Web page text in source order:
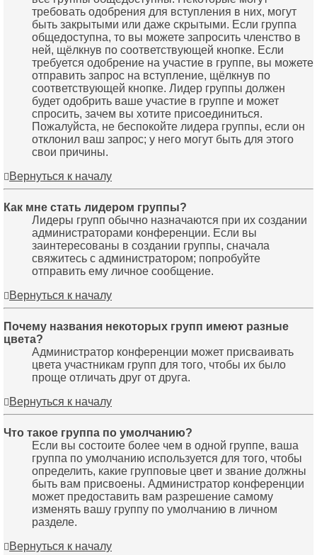
требовать одобрения для вступления в них, могут
быть закрытыми или даже скрытыми. Если группа
общедоступна, то вы можете запросить членство в
ней, щёлкнув по соответствующей кнопке. Если
требуется одобрение на участие в группе, вы можете
отправить запрос на вступление, щёлкнув по
соответствующей кнопке. Лидер группы должен
будет одобрить ваше участие в группе и может
спросить, зачем вы хотите присоединиться.
Пожалуйста, не беспокойте лидера группы, если он
отклонил ваш запрос; у него могут быть для этого
свои причины.
Вернуться к началу
Как мне стать лидером группы?
Лидеры групп обычно назначаются при их создании
администраторами конференции. Если вы
заинтересованы в создании группы, сначала
свяжитесь с администратором; попробуйте
отправить ему личное сообщение.
Вернуться к началу
Почему названия некоторых групп имеют разные
цвета?
Администратор конференции может присваивать
цвета участникам групп для того, чтобы их было
проще отличать друг от друга.
Вернуться к началу
Что такое группа по умолчанию?
Если вы состоите более чем в одной группе, ваша
группа по умолчанию используется для того, чтобы
определить, какие групповые цвет и звание должны
быть вам присвоены. Администратор конференции
может предоставить вам разрешение самому
изменять вашу группу по умолчанию в личном
разделе.
Вернуться к началу